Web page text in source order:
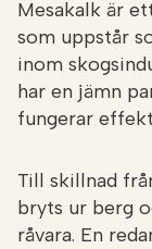
Mesakalk är
som uppstår
inom
har en jämn
fungerar
Till skillnad
bryts ur berg
råvara. En